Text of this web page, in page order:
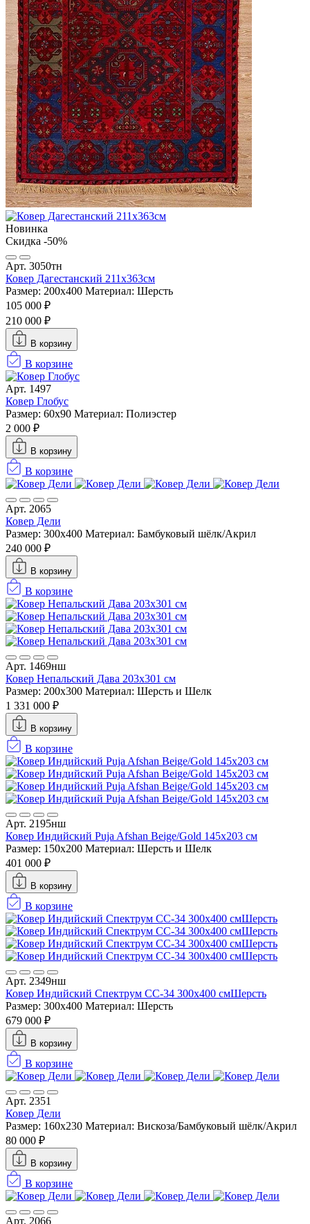
Новинка
Скидка -50%
Арт. 3050тн
Ковер Дагестанский 211x363см
Размер: 200х400 Материал: Шерсть
105 000 ₽
210 000 ₽
В корзину
В корзине
Арт. 1497
Ковер Глобус
Размер: 60х90 Материал: Полиэстер
2 000 ₽
В корзину
В корзине
Арт. 2065
Ковер Дели
Размер: 300x400 Материал: Бамбуковый шёлк/Акрил
240 000 ₽
В корзину
В корзине
Арт. 1469нш
Ковер Непальский Дава 203x301 см
Размер: 200x300 Материал: Шерсть и Шелк
1 331 000 ₽
В корзину
В корзине
Арт. 2195нш
Ковер Индийский Puja Afshan Beige/Gold 145x203 см
Размер: 150x200 Материал: Шерсть и Шелк
401 000 ₽
В корзину
В корзине
Арт. 2349нш
Ковер Индийский Спектрум CC-34 300x400 смШерсть
Размер: 300x400 Материал: Шерсть
679 000 ₽
В корзину
В корзине
Арт. 2351
Ковер Дели
Размер: 160х230 Материал: Вискоза/Бамбуковый шёлк/Акрил
80 000 ₽
В корзину
В корзине
Арт. 2066